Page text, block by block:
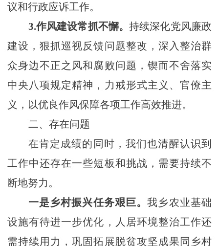
议和行政应诉工作。
3.作风建设常抓不懈。持续深化党风廉政
建设，狠抓巡视反馈问题整改，深入整治群
众身边不正之风和腐败问题，锲而不舍落实
中央八项规定精神，力戒形式主义、官僚主
义 ， 以优良作风保障各项工作高效推进。
二、存在问题
在肯定成绩的同时，我们也清醒认识到
工作中还存在一些短板和挑战 ， 需要持续不
断地努力。
一是乡村振兴任务艰巨。我乡农业基础
设施有待进一步优化，人居环境整治工作还
需持续用力，巩固拓展脱贫攻坚成果同乡村